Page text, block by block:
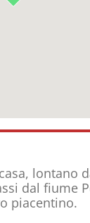
lontano
dal fiume
piacentino.